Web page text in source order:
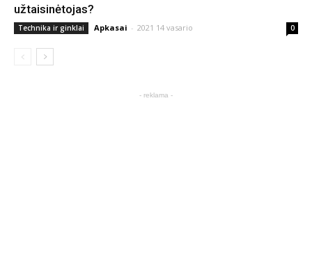
užtaisinėtojas?
Technika ir ginklai Apkasai - 2021 14 vasario 0
- reklama -